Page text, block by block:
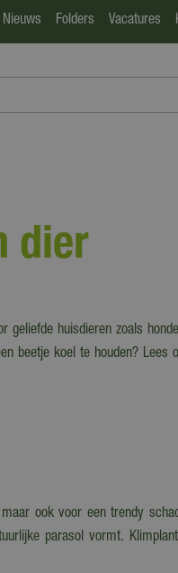
Nieuws Folders Vacatures
dier
geliefde huisdieren zoals
beetje koel te houden? Lees
ook voor een trendy
parasol vormt.